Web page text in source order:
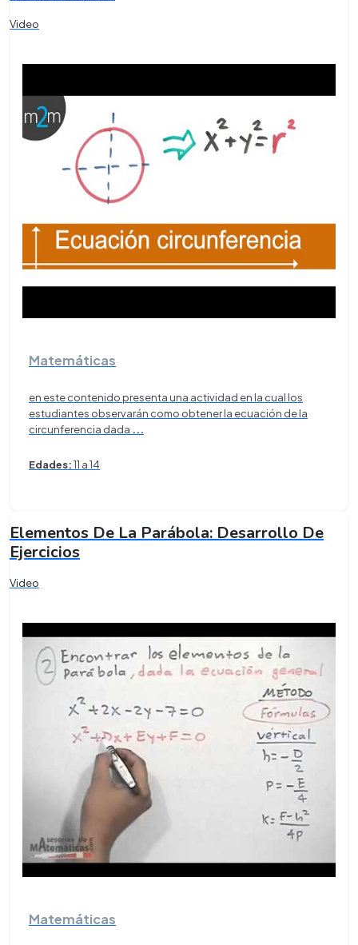
Video
Matemáticas
en este contenido presenta una actividad en la cual los
estudiantes observarán como obtener la ecuación de la
circunferencia dada ...
Edades:11 a 14
Elementos De La Parábola: Desarrollo De
Ejercicios
Video
Matemáticas